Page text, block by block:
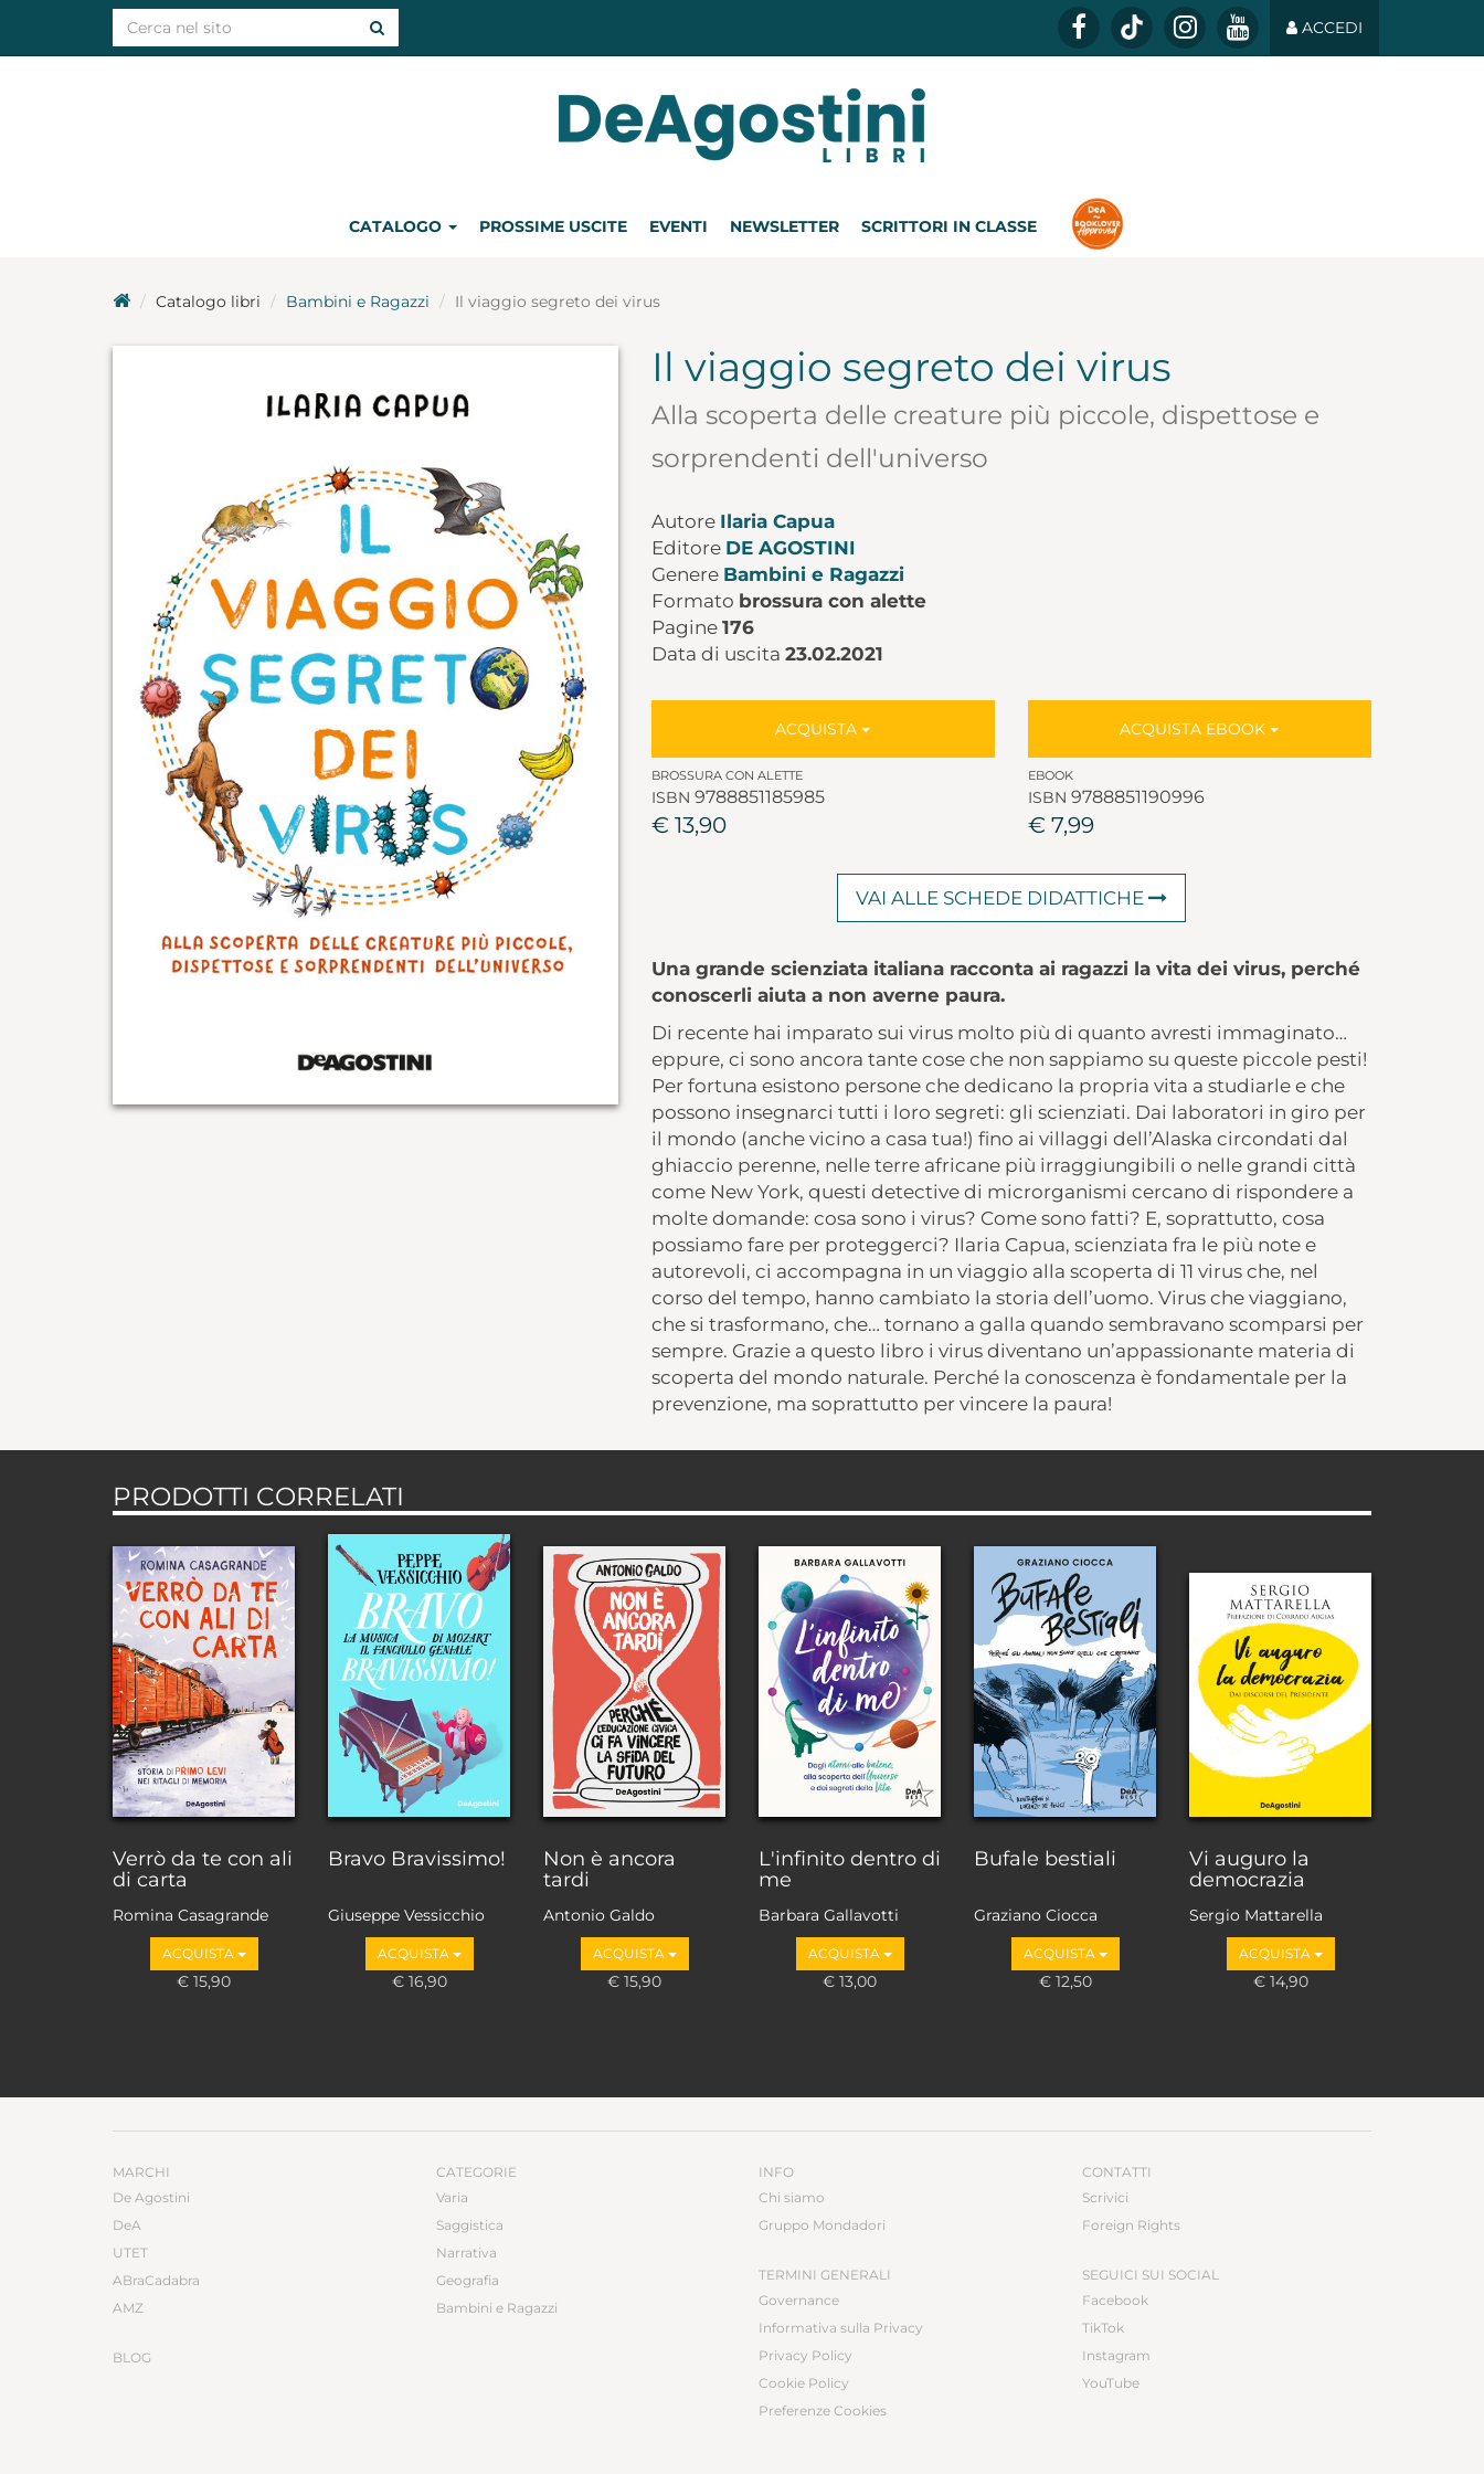
ACCEDI
CATALOGO PROSSIME USCITE EVENTI NEWSLETTER SCRITTORI IN CLASSE
Catalogo libri Bambini e Ragazzi Il viaggio segreto dei virus
Il viaggio segreto dei virus
Alla scoperta delle creature più piccole, dispettose e
sorprendenti dell'universo
Autore Ilaria Capua
Editore DE AGOSTINI
Genere Bambini e Ragazzi
Formato brossura con alette
Pagine 176
Data di uscita 23.02.2021
ACQUISTA
BROSSURA CON ALETTE
ISBN 9788851185985
€ 13,90
ACQUISTA EBOOK
EBOOK
ISBN 9788851190996
€ 7,99
VAI ALLE SCHEDE DIDATTICHE
Una grande scienziata italiana racconta ai ragazzi la vita dei virus, perché
conoscerli aiuta a non averne paura.
Di recente hai imparato sui virus molto più di quanto avresti immaginato…
eppure, ci sono ancora tante cose che non sappiamo su queste piccole pesti!
Per fortuna esistono persone che dedicano la propria vita a studiarle e che
possono insegnarci tutti i loro segreti: gli scienziati. Dai laboratori in giro per
il mondo (anche vicino a casa tua!) fino ai villaggi dell’Alaska circondati dal
ghiaccio perenne, nelle terre africane più irraggiungibili o nelle grandi città
come New York, questi detective di microrganismi cercano di rispondere a
molte domande: cosa sono i virus? Come sono fatti? E, soprattutto, cosa
possiamo fare per proteggerci? Ilaria Capua, scienziata fra le più note e
autorevoli, ci accompagna in un viaggio alla scoperta di 11 virus che, nel
corso del tempo, hanno cambiato la storia dell’uomo. Virus che viaggiano,
che si trasformano, che… tornano a galla quando sembravano scomparsi per
sempre. Grazie a questo libro i virus diventano un’appassionante materia di
scoperta del mondo naturale. Perché la conoscenza è fondamentale per la
prevenzione, ma soprattutto per vincere la paura!
PRODOTTI CORRELATI
Verrò da te con ali
di carta
Romina Casagrande
ACQUISTA
€ 15,90
Bravo Bravissimo!
Giuseppe Vessicchio
ACQUISTA
€ 16,90
Non è ancora
tardi
Antonio Galdo
ACQUISTA
€ 15,90
L'infinito dentro di
me
Barbara Gallavotti
ACQUISTA
€ 13,00
Bufale bestiali
Graziano Ciocca
ACQUISTA
€ 12,50
Vi auguro la
democrazia
Sergio Mattarella
ACQUISTA
€ 14,90
MARCHI
De Agostini
DeA
UTET
ABraCadabra
AMZ
BLOG
CATEGORIE
Varia
Saggistica
Narrativa
Geografia
Bambini e Ragazzi
INFO
Chi siamo
Gruppo Mondadori
TERMINI GENERALI
Governance
Informativa sulla Privacy
Privacy Policy
Cookie Policy
Preferenze Cookies
CONTATTI
Scrivici
Foreign Rights
SEGUICI SUI SOCIAL
Facebook
TikTok
Instagram
YouTube